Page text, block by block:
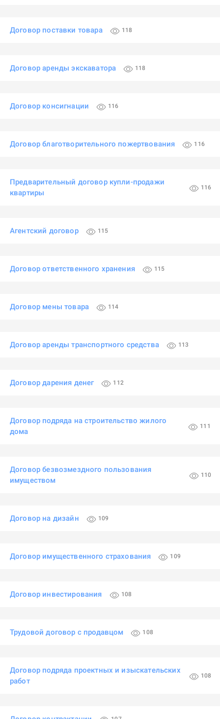
Договор поставки товара 118
Договор аренды экскаватора 118
Договор консигнации 116
Договор благотворительного пожертвования 116
Предварительный договор купли-продажи
квартиры
116
Агентский договор 115
Договор ответственного хранения 115
Договор мены товара 114
Договор аренды транспортного средства 113
Договор дарения денег 112
Договор подряда на строительство жилого
дома
111
Договор безвозмездного пользования
имуществом
110
Договор на дизайн 109
Договор имущественного страхования 109
Договор инвестирования 108
Трудовой договор с продавцом 108
Договор подряда проектных и изыскательских
работ
108